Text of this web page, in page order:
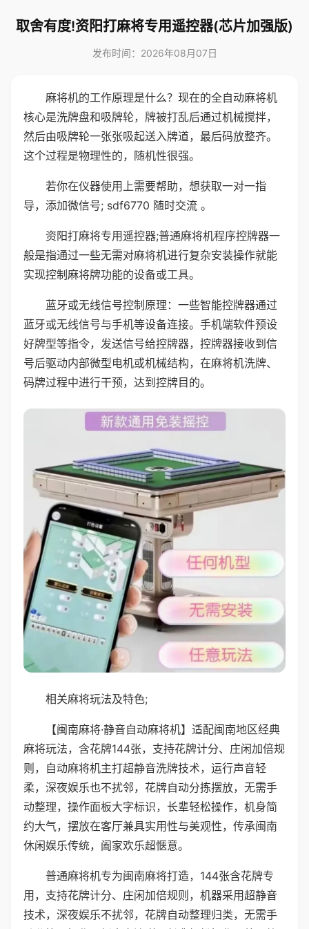
取舍有度!资阳打麻将专用遥控器(芯片加强版)
发布时间：2026年08月07日
麻将机的工作原理是什么？现在的全自动麻将机
核心是洗牌盘和吸牌轮，牌被打乱后通过机械搅拌，
然后由吸牌轮一张张吸起送入牌道，最后码放整齐。
这个过程是物理性的，随机性很强。
若你在仪器使用上需要帮助，想获取一对一指
导，添加微信号; sdf6770 随时交流 。
资阳打麻将专用遥控器;普通麻将机程序控牌器一
般是指通过一些无需对麻将机进行复杂安装操作就能
实现控制麻将牌功能的设备或工具。
蓝牙或无线信号控制原理：一些智能控牌器通过
蓝牙或无线信号与手机等设备连接。手机端软件预设
好牌型等指令，发送信号给控牌器，控牌器接收到信
号后驱动内部微型电机或机械结构，在麻将机洗牌、
码牌过程中进行干预，达到控牌目的。
相关麻将玩法及特色;
【闽南麻将·静音自动麻将机】适配闽南地区经典
麻将玩法，含花牌144张，支持花牌计分、庄闲加倍规
则，自动麻将机主打超静音洗牌技术，运行声音轻
柔，深夜娱乐也不扰邻，花牌自动分拣摆放，无需手
动整理，操作面板大字标识，长辈轻松操作，机身简
约大气，摆放在客厅兼具实用性与美观性，传承闽南
休闲娱乐传统，阖家欢乐超惬意。
普通麻将机专为闽南麻将打造，144张含花牌专
用，支持花牌计分、庄闲加倍规则，机器采用超静音
技术，深夜娱乐不扰邻，花牌自动整理归类，无需手